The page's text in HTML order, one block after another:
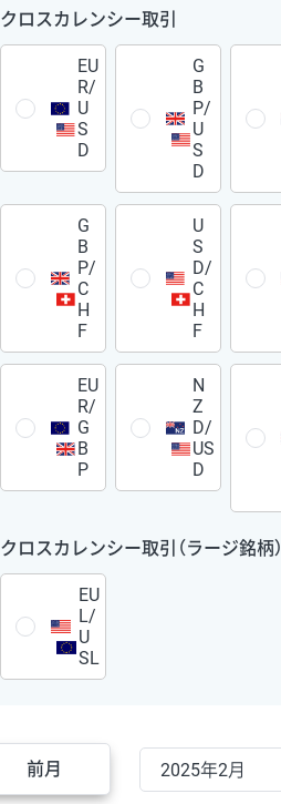
クロスカレンシー取引
EU
R/
U
S
D
G
B
P/
U
S
D
G
B
P/
C
H
F
U
S
D/
C
H
F
EU
R/
G
B
P
N
Z
D/
US
D
クロスカレンシー取引（ラージ銘柄）
EU
L/
U
SL
前月